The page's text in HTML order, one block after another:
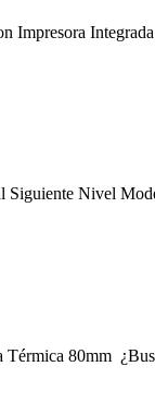
Nivel
80mm